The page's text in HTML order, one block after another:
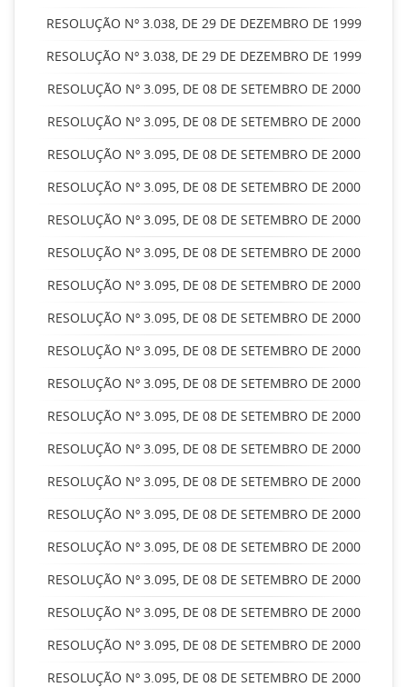
RESOLUÇÃO Nº 3.038, DE 29 DE DEZEMBRO DE 1999
RESOLUÇÃO Nº 3.038, DE 29 DE DEZEMBRO DE 1999
RESOLUÇÃO Nº 3.095, DE 08 DE SETEMBRO DE 2000
RESOLUÇÃO Nº 3.095, DE 08 DE SETEMBRO DE 2000
RESOLUÇÃO Nº 3.095, DE 08 DE SETEMBRO DE 2000
RESOLUÇÃO Nº 3.095, DE 08 DE SETEMBRO DE 2000
RESOLUÇÃO Nº 3.095, DE 08 DE SETEMBRO DE 2000
RESOLUÇÃO Nº 3.095, DE 08 DE SETEMBRO DE 2000
RESOLUÇÃO Nº 3.095, DE 08 DE SETEMBRO DE 2000
RESOLUÇÃO Nº 3.095, DE 08 DE SETEMBRO DE 2000
RESOLUÇÃO Nº 3.095, DE 08 DE SETEMBRO DE 2000
RESOLUÇÃO Nº 3.095, DE 08 DE SETEMBRO DE 2000
RESOLUÇÃO Nº 3.095, DE 08 DE SETEMBRO DE 2000
RESOLUÇÃO Nº 3.095, DE 08 DE SETEMBRO DE 2000
RESOLUÇÃO Nº 3.095, DE 08 DE SETEMBRO DE 2000
RESOLUÇÃO Nº 3.095, DE 08 DE SETEMBRO DE 2000
RESOLUÇÃO Nº 3.095, DE 08 DE SETEMBRO DE 2000
RESOLUÇÃO Nº 3.095, DE 08 DE SETEMBRO DE 2000
RESOLUÇÃO Nº 3.095, DE 08 DE SETEMBRO DE 2000
RESOLUÇÃO Nº 3.095, DE 08 DE SETEMBRO DE 2000
RESOLUÇÃO Nº 3.095, DE 08 DE SETEMBRO DE 2000